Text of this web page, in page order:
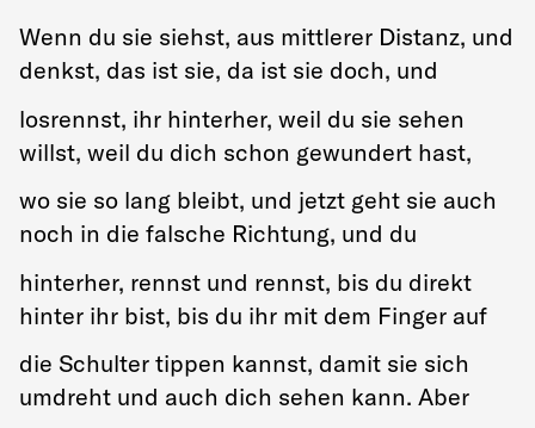
Wenn du sie siehst, aus mittlerer Distanz, und
denkst, das ist sie, da ist sie doch, und
losrennst, ihr hinterher, weil du sie sehen
willst, weil du dich schon gewundert hast,
wo sie so lang bleibt, und jetzt geht sie auch
noch in die falsche Richtung, und du
hinterher, rennst und rennst, bis du direkt
hinter ihr bist, bis du ihr mit dem Finger auf
die Schulter tippen kannst, damit sie sich
umdreht und auch dich sehen kann. Aber